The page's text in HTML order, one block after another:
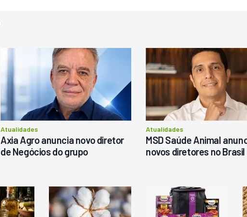
Distribuidor De Sólidos
Marispan Fertinox 4200
Pergunte ao vendedor
Usado
Pá Carregadeira Cat 966
1987
Londrina
R$ 145.000
Atualidades
Axia Agro anuncia novo diretor
de Negócios do grupo
Atualidades
MSD Saúde Animal
novos diretores no Brasil